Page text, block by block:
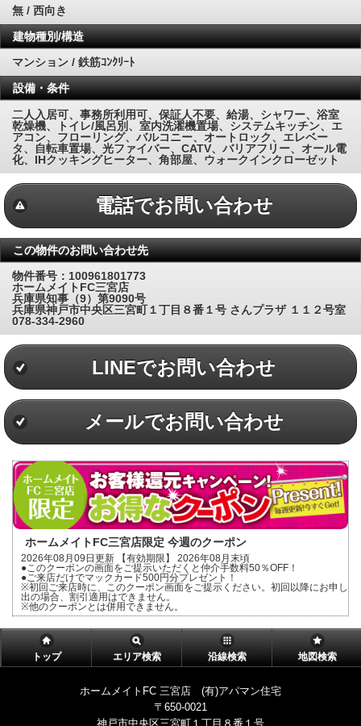
無 / 西向き
建物種別/構造
マンション / 鉄筋ｺﾝｸﾘｰﾄ
設備・条件
二人入居可、事務所利用可、保証人不要、給湯、シャワー、浴室
乾燥機、トイレ/風呂別、室内洗濯機置場、システムキッチン、エ
アコン、フローリング、バルコニー、オートロック、エレベー
タ、自転車置場、光ファイバー、CATV、バリアフリー、オール電
化、IHクッキングヒーター、角部屋、ウォークインクローゼット
電話でお問い合わせ
この物件のお問い合わせ先
物件番号：100961801773
ホームメイトFC三宮店
兵庫県知事（9）第9090号
兵庫県神戸市中央区三宮町１丁目８番１号 さんプラザ １１２号室
078-334-2960
LINEでお問い合わせ
メールでお問い合わせ
ホームメイトFC三宮店限定 今週のクーポン
2026年08月09日更新 【有効期限】 2026年08月末頃
●このクーポンの画面をご提示いただくと仲介手数料50％OFF！
●ご来店だけでマックカード500円分プレゼント！
※初回ご来店時に、このクーポン画面をご提示ください。初回以降にお申し
出の場合、割引適用はできません。
※他のクーポンとは併用できません。
トップ エリア検索 沿線検索 地図検索
ホームメイトFC 三宮店 (有)アパマン住宅
〒650-0021
神戸市中央区三宮町１丁目８番１号